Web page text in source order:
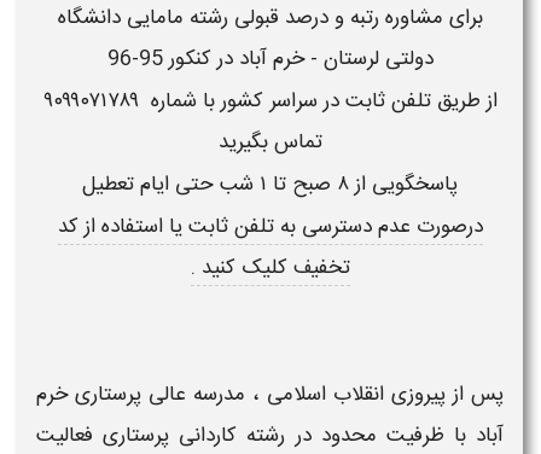
برای مشاوره رتبه و درصد قبولی رشته مامایی دانشگاه
دولتی لرستان - خرم آباد در کنکور 95-96
از طریق تلفن ثابت در سراسر کشور با شماره ۹۰۹۹۰۷۱۷۸۹
تماس بگیرید
پاسخگویی از ۸ صبح تا ۱ شب حتی ایام تعطیل
درصورت عدم دسترسی به تلفن ثابتیا استفاده ازکد
تخفیف کلیک کنید .
پس از پیروزی انقلاب اسلامی ، مدرسه عالی پرستاری خرم
آباد با ظرفیت محدود در رشته کاردانی پرستاری فعالیت